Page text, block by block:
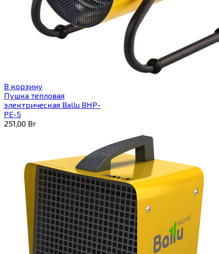
В корзину
Пушка тепловая
электрическая Ballu BHP-
PE-5
251,00 Br